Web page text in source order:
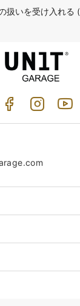
扱いを受け入れる (